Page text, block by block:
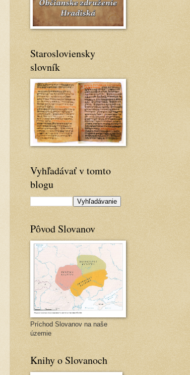
Starosloviensky
slovník
Vyhľadávať v tomto
blogu
Pôvod Slovanov
Príchod Slovanov na naše
územie
Knihy o Slovanoch